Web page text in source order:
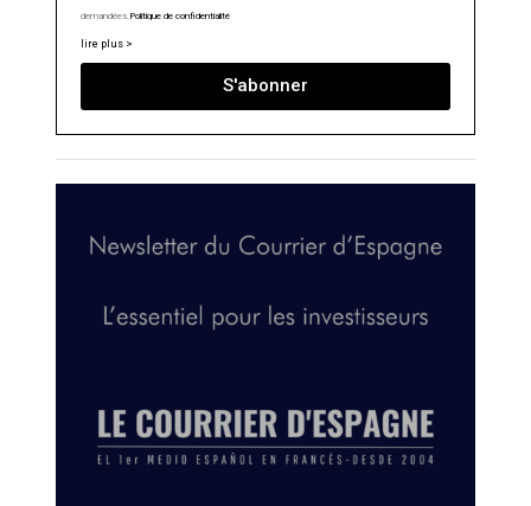
demandées. Politique de confidentialité
lire plus >
S'abonner